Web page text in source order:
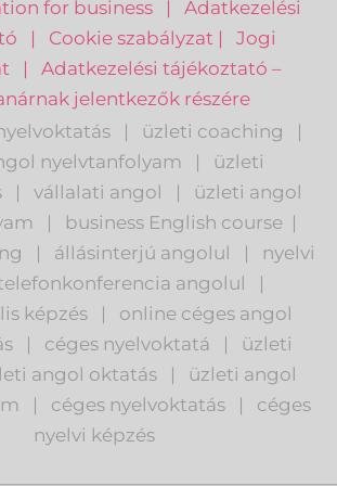
for business | Adatkezelési
| Cookie szabályzat | Jogi
| Adatkezelési tájékoztató –
jelentkezők részére
| üzleti coaching
|
nyelvtanfolyam
|
üzleti
| vállalati angol |
üzleti angol
| business English course |
| állásinterjú angolul |
nyelvi
angolul
|
képzés
| online céges angol
| céges nyelvoktatá |
üzleti
angol oktatás |
üzleti angol
| céges nyelvoktatás |
céges
nyelvi képzés